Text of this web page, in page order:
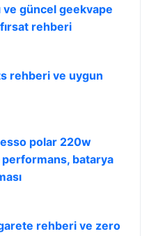
ve güncel geekvape
rehberi
rehberi ve uygun
polar 220w
batarya
rehberi ve zero